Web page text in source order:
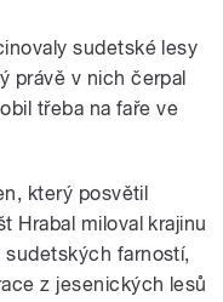
sudetské lesy
právě v nich čerpal
třeba na faře ve
který posvětil
Hrabal miloval krajinu
sudetských farností,
z jesenických lesů